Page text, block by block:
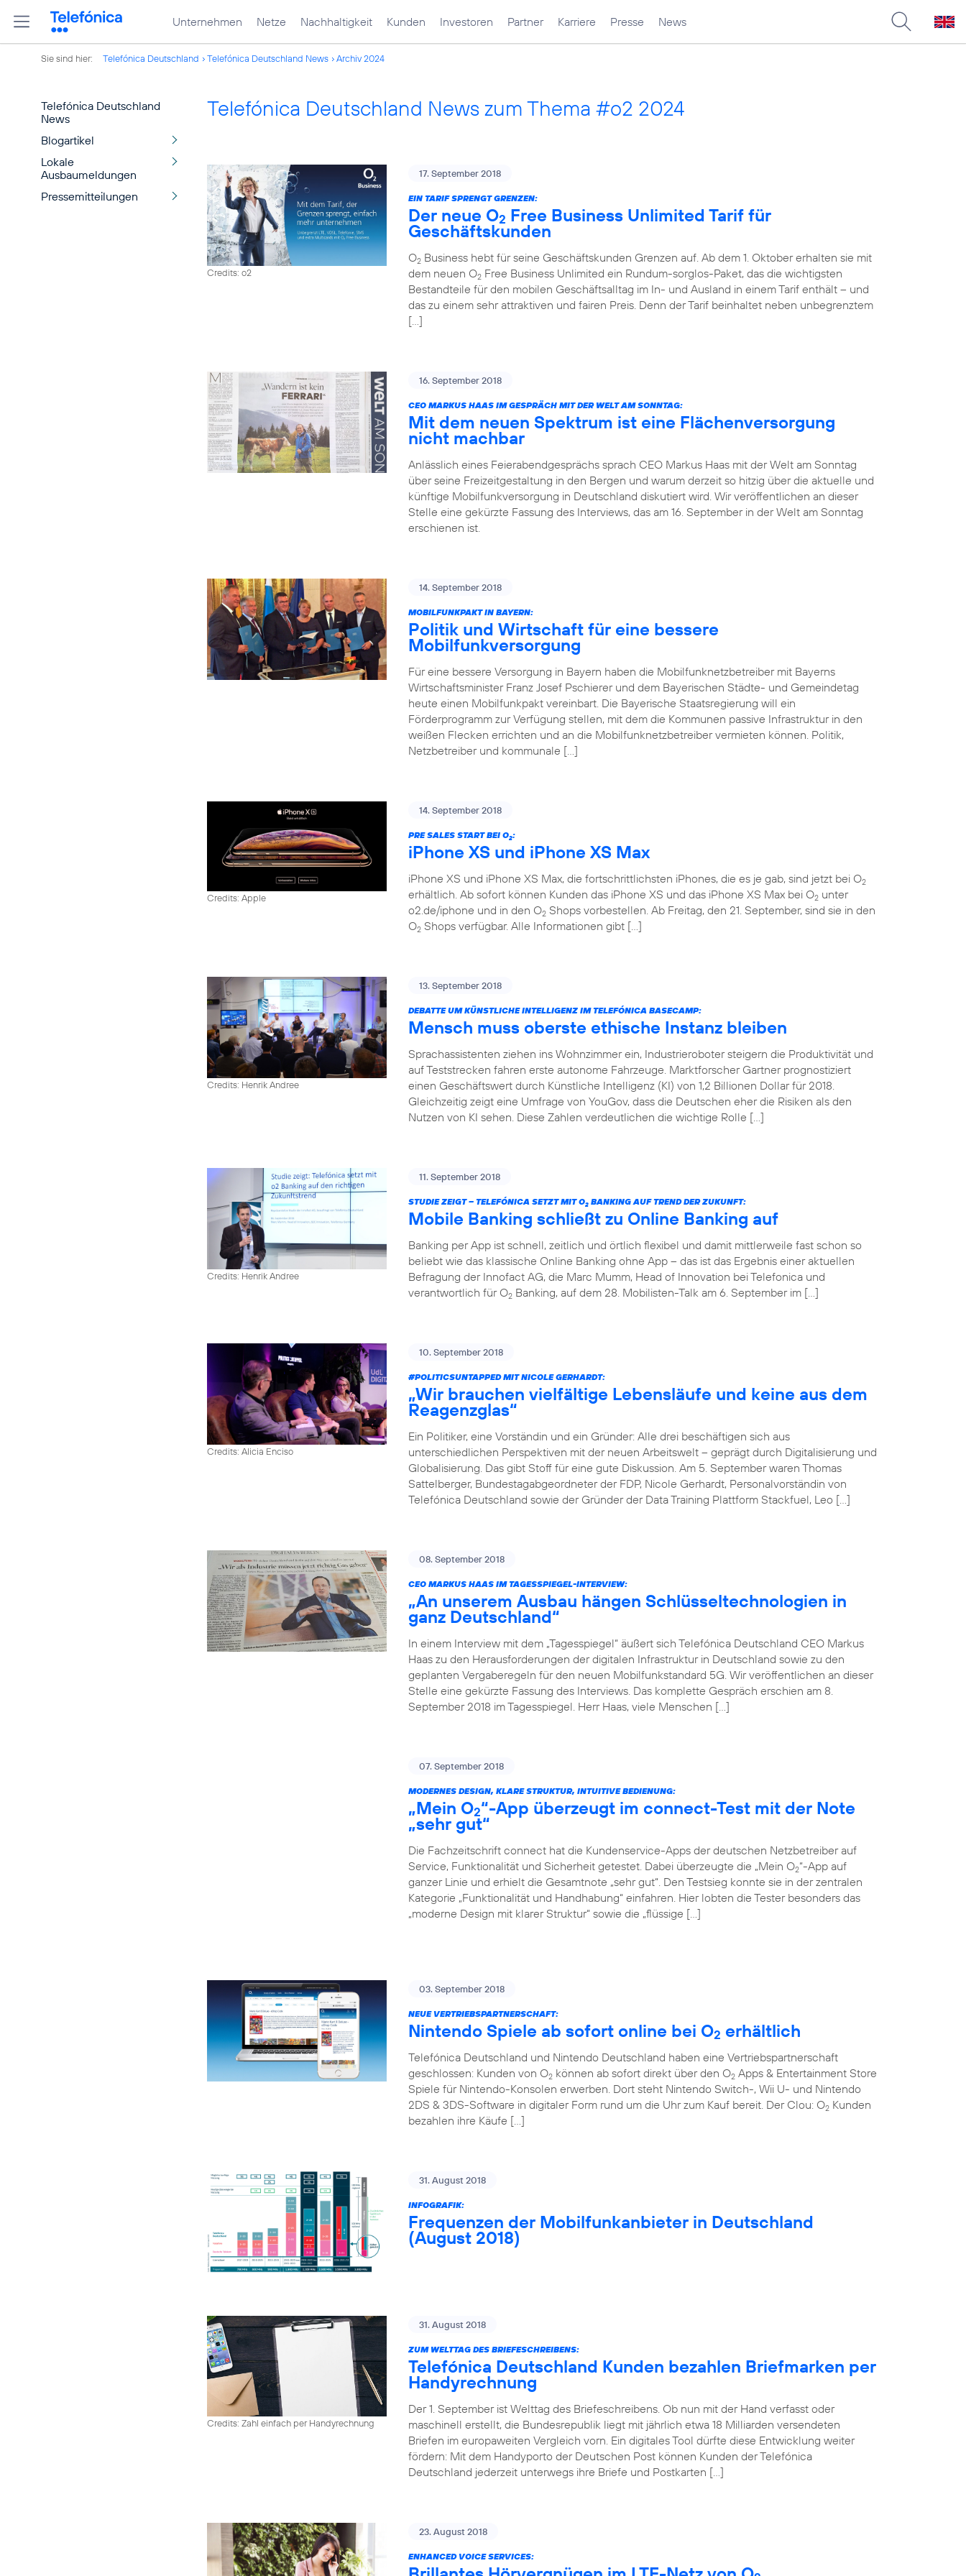
Unternehmen Netze Nachhaltigkeit Kunden Investoren Partner Karriere Presse News
Sie sind hier: Telefónica Deutschland Telefónica Deutschland News Archiv 2024
Telefónica Deutschland
News
Blogartikel
Lokale
Ausbaumeldungen
Pressemitteilungen
Telefónica Deutschland News zum Thema #o2 2024
Credits: o2
17. September 2018
EIN TARIF SPRENGT GRENZEN:
Der neue O2 Free Business Unlimited Tarif für
Geschäftskunden
O2 Business hebt für seine Geschäftskunden Grenzen auf. Ab dem 1. Oktober erhalten sie mit
dem neuen O2 Free Business Unlimited ein Rundum-sorglos-Paket, das die wichtigsten
Bestandteile für den mobilen Geschäftsalltag im In- und Ausland in einem Tarif enthält – und
das zu einem sehr attraktiven und fairen Preis. Denn der Tarif beinhaltet neben unbegrenztem
[…]
16. September 2018
CEO MARKUS HAAS IM GESPRÄCH MIT DER WELT AM SONNTAG:
Mit dem neuen Spektrum ist eine Flächenversorgung
nicht machbar
Anlässlich eines Feierabendgesprächs sprach CEO Markus Haas mit der Welt am Sonntag
über seine Freizeitgestaltung in den Bergen und warum derzeit so hitzig über die aktuelle und
künftige Mobilfunkversorgung in Deutschland diskutiert wird. Wir veröffentlichen an dieser
Stelle eine gekürzte Fassung des Interviews, das am 16. September in der Welt am Sonntag
erschienen ist.
14. September 2018
MOBILFUNKPAKT IN BAYERN:
Politik und Wirtschaft für eine bessere
Mobilfunkversorgung
Für eine bessere Versorgung in Bayern haben die Mobilfunknetzbetreiber mit Bayerns
Wirtschaftsminister Franz Josef Pschierer und dem Bayerischen Städte- und Gemeindetag
heute einen Mobilfunkpakt vereinbart. Die Bayerische Staatsregierung will ein
Förderprogramm zur Verfügung stellen, mit dem die Kommunen passive Infrastruktur in den
weißen Flecken errichten und an die Mobilfunknetzbetreiber vermieten können. Politik,
Netzbetreiber und kommunale […]
Credits: Apple
14. September 2018
PRE SALES START BEI O2:
iPhone XS und iPhone XS Max
iPhone XS und iPhone XS Max, die fortschrittlichsten iPhones, die es je gab, sind jetzt bei O2
erhältlich. Ab sofort können Kunden das iPhone XS und das iPhone XS Max bei O2 unter
o2.de/iphone und in den O2 Shops vorbestellen. Ab Freitag, den 21. September, sind sie in den
O2 Shops verfügbar. Alle Informationen gibt […]
Credits: Henrik Andree
13. September 2018
DEBATTE UM KÜNSTLICHE INTELLIGENZ IM TELEFÓNICA BASECAMP:
Mensch muss oberste ethische Instanz bleiben
Sprachassistenten ziehen ins Wohnzimmer ein, Industrieroboter steigern die Produktivität und
auf Teststrecken fahren erste autonome Fahrzeuge. Marktforscher Gartner prognostiziert
einen Geschäftswert durch Künstliche Intelligenz (KI) von 1,2 Billionen Dollar für 2018.
Gleichzeitig zeigt eine Umfrage von YouGov, dass die Deutschen eher die Risiken als den
Nutzen von KI sehen. Diese Zahlen verdeutlichen die wichtige Rolle […]
Credits: Henrik Andree
11. September 2018
STUDIE ZEIGT – TELEFÓNICA SETZT MIT O2 BANKING AUF TREND DER ZUKUNFT:
Mobile Banking schließt zu Online Banking auf
Banking per App ist schnell, zeitlich und örtlich flexibel und damit mittlerweile fast schon so
beliebt wie das klassische Online Banking ohne App – das ist das Ergebnis einer aktuellen
Befragung der Innofact AG, die Marc Mumm, Head of Innovation bei Telefonica und
verantwortlich für O2 Banking, auf dem 28. Mobilisten-Talk am 6. September im […]
Credits: Alicia Enciso
10. September 2018
#POLITICSUNTAPPEDMIT NICOLE GERHARDT:
„Wir brauchen vielfältige Lebensläufe und keine aus dem
Reagenzglas“
Ein Politiker, eine Vorständin und ein Gründer: Alle drei beschäftigen sich aus
unterschiedlichen Perspektiven mit der neuen Arbeitswelt – geprägt durch Digitalisierung und
Globalisierung. Das gibt Stoff für eine gute Diskussion. Am 5. September waren Thomas
Sattelberger, Bundestagabgeordneter der FDP, Nicole Gerhardt, Personalvorständin von
Telefónica Deutschland sowie der Gründer der Data Training Plattform Stackfuel, Leo […]
08. September 2018
CEO MARKUS HAAS IM TAGESSPIEGEL-INTERVIEW:
„An unserem Ausbau hängen Schlüsseltechnologien in
ganz Deutschland“
In einem Interview mit dem „Tagesspiegel“ äußert sich Telefónica Deutschland CEO Markus
Haas zu den Herausforderungen der digitalen Infrastruktur in Deutschland sowie zu den
geplanten Vergaberegeln für den neuen Mobilfunkstandard 5G. Wir veröffentlichen an dieser
Stelle eine gekürzte Fassung des Interviews. Das komplette Gespräch erschien am 8.
September 2018 im Tagesspiegel. Herr Haas, viele Menschen […]
07. September 2018
MODERNES DESIGN, KLARE STRUKTUR, INTUITIVE BEDIENUNG:
„Mein O2“-App überzeugt im connect-Test mit der Note
„sehr gut“
Die Fachzeitschrift connect hat die Kundenservice-Apps der deutschen Netzbetreiber auf
Service, Funktionalität und Sicherheit getestet. Dabei überzeugte die „Mein O2“-App auf
ganzer Linie und erhielt die Gesamtnote „sehr gut“. Den Testsieg konnte sie in der zentralen
Kategorie „Funktionalität und Handhabung“ einfahren. Hier lobten die Tester besonders das
„moderne Design mit klarer Struktur“ sowie die „flüssige […]
03. September 2018
NEUE VERTRIEBSPARTNERSCHAFT:
Nintendo Spiele ab sofort online bei O2 erhältlich
Telefónica Deutschland und Nintendo Deutschland haben eine Vertriebspartnerschaft
geschlossen: Kunden von O2 können ab sofort direkt über den O2 Apps & Entertainment Store
Spiele für Nintendo-Konsolen erwerben. Dort steht Nintendo Switch-, Wii U- und Nintendo
2DS & 3DS-Software in digitaler Form rund um die Uhr zum Kauf bereit. Der Clou: O2 Kunden
bezahlen ihre Käufe […]
31. August 2018
INFOGRAFIK:
Frequenzen der Mobilfunkanbieter in Deutschland
(August 2018)
Credits: Zahl einfach per Handyrechnung
31. August 2018
ZUM WELTTAG DES BRIEFESCHREIBENS:
Telefónica Deutschland Kunden bezahlen Briefmarken per
Handyrechnung
Der 1. September ist Welttag des Briefeschreibens. Ob nun mit der Hand verfasst oder
maschinell erstellt, die Bundesrepublik liegt mit jährlich etwa 18 Milliarden versendeten
Briefen im europaweiten Vergleich vorn. Ein digitales Tool dürfte diese Entwicklung weiter
fördern: Mit dem Handyporto der Deutschen Post können Kunden der Telefónica
Deutschland jederzeit unterwegs ihre Briefe und Postkarten […]
23. August 2018
ENHANCED VOICE SERVICES: